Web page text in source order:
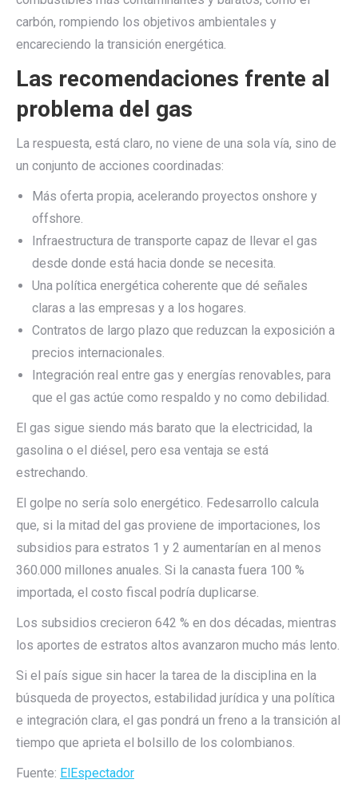
carbón, rompiendo los objetivos ambientales y
encareciendo la transición energética.
Las recomendaciones frente al
problema del gas
La respuesta, está claro, no viene de una sola vía, sino de
un conjunto de acciones coordinadas:
Más oferta propia, acelerando proyectos onshore y
offshore.
Infraestructura de transporte capaz de llevar el gas
desde donde está hacia donde se necesita.
Una política energética coherente que dé señales
claras a las empresas y a los hogares.
Contratos de largo plazo que reduzcan la exposición a
precios internacionales.
Integración real entre gas y energías renovables, para
que el gas actúe como respaldo y no como debilidad.
El gas sigue siendo más barato que la electricidad, la
gasolina o el diésel, pero esa ventaja se está
estrechando.
El golpe no sería solo energético. Fedesarrollo calcula
que, si la mitad del gas proviene de importaciones, los
subsidios para estratos 1 y 2 aumentarían en al menos
360.000 millones anuales. Si la canasta fuera 100 %
importada, el costo fiscal podría duplicarse.
Los subsidios crecieron 642 % en dos décadas, mientras
los aportes de estratos altos avanzaron mucho más lento.
Si el país sigue sin hacer la tarea de la disciplina en la
búsqueda de proyectos, estabilidad jurídica y una política
e integración clara, el gas pondrá un freno a la transición al
tiempo que aprieta el bolsillo de los colombianos.
Fuente: ElEspectador